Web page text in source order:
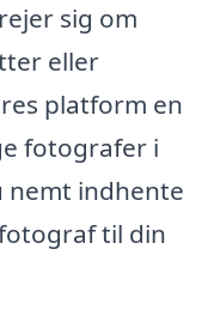
sig om
eller
platform en
fotografer i
nemt indhente
til din